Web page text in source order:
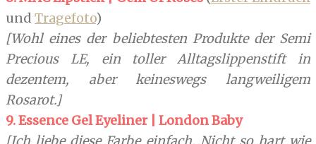
und Tragefoto)
[Wohl eines der beliebtesten Produkte der Semi
Precious LE, ein toller Alltagslippenstift in
dezentem, aber keineswegs langweiligem
Rosarot.]
9. Essence Gel Eyeliner | London Baby